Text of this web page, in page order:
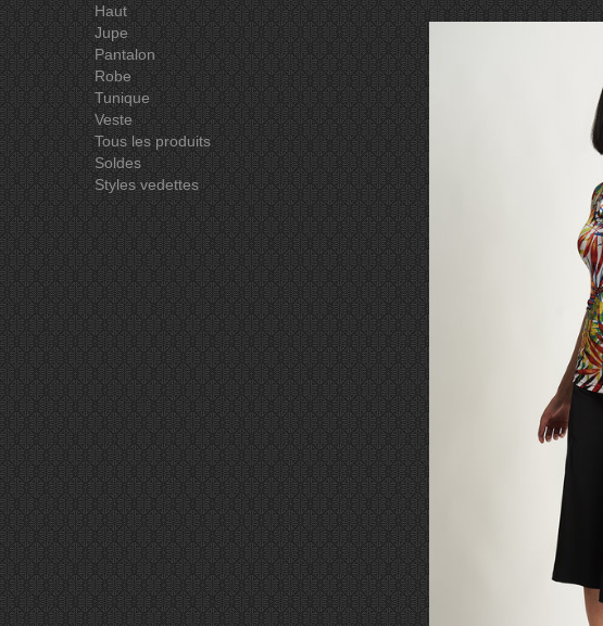
Haut
Jupe
Pantalon
Robe
Tunique
Veste
Tous les produits
Soldes
Styles vedettes